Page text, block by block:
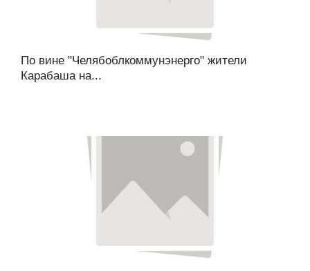
По вине "Челябоблкоммунэнерго" жители
Карабаша на...